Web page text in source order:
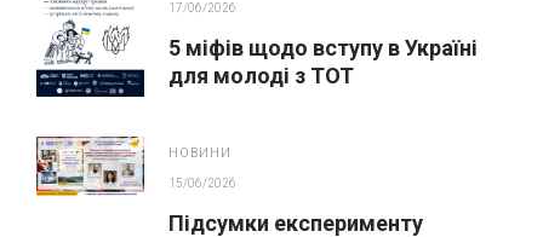
17/06/2026
5 міфів щодо вступу в Україні
для молоді з ТОТ
НОВИНИ
15/06/2026
Підсумки експерименту